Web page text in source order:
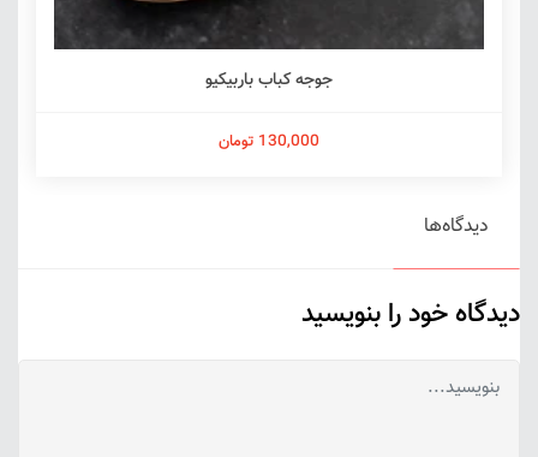
جوجه کباب باربیکیو
130,000 تومان
دیدگاه‌ها
دیدگاه خود را بنویسید